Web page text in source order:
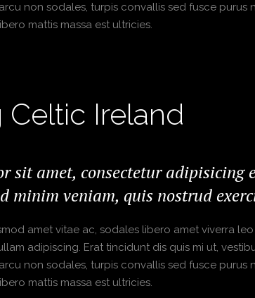
non sodales, turpis convallis sed fusce
mattis massa est ultricies.
Celtic Ireland
sit amet, consectetur
minim veniam, quis nostrud
amet vitae ac, sodales libero amet viverra
adipiscing. Erat tincidunt dis quis mi ut,
non sodales, turpis convallis sed fusce
mattis massa est ultricies.